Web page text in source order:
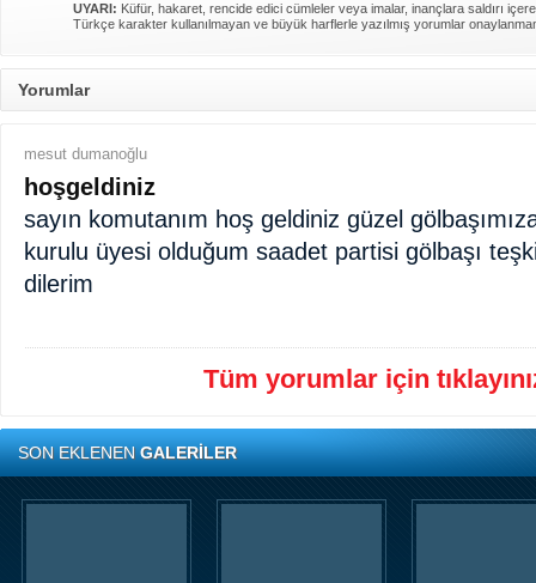
UYARI: Küfür, hakaret, rencide edici cümleler veya imalar, inançlara saldırı
Türkçe karakter kullanılmayan ve büyük harflerle yazılmış yorumlar
Yorumlar
mesut dumanoğlu
hoşgeldiniz
sayın komutanım hoş geldiniz güzel
kurulu üyesi olduğum saadet partisi gölbaşı
dilerim
Tüm yorumlar için
SON EKLENENGALERİLER